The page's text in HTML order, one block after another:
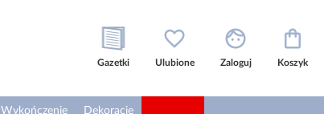
Gazetki Ulubione Zaloguj Koszyk
Wykończenie
Dekoracje